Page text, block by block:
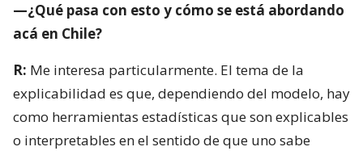
—¿Qué pasa con esto y cómo se está abordando
acá en Chile?
R: Me interesa particularmente. El tema de la
explicabilidad es que, dependiendo del modelo, hay
como herramientas estadísticas que son explicables
o interpretables en el sentido de que uno sabe